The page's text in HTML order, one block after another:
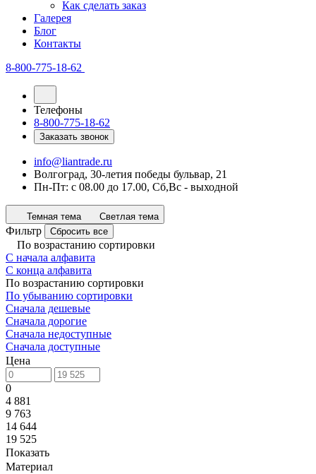
Как сделать заказ
Галерея
Блог
Контакты
8-800-775-18-62
Телефоны
8-800-775-18-62
Заказать звонок
info@liantrade.ru
Волгоград, 30-летия победы бульвар, 21
Пн-Пт: c 08.00 до 17.00, Cб,Вс - выходной
Темная тема Светлая тема
Фильтр Сбросить все
По возрастанию сортировки
С начала алфавита
С конца алфавита
По возрастанию сортировки
По убыванию сортировки
Сначала дешевые
Сначала дорогие
Сначала недоступные
Сначала доступные
Цена
0
4 881
9 763
14 644
19 525
Показать
Материал